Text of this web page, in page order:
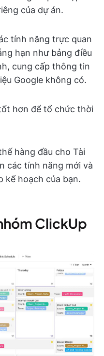
của dự án.
tính năng trực quan
hạn như bảng điều
cung cấp thông tin
Google không có.
hơn để tổ chức thời
hàng đầu cho Tài
các tính năng mới và
kế hoạch của bạn.
ClickUp